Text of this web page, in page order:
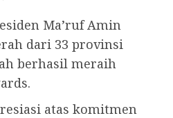
Ma’ruf Amin
dari 33 provinsi
berhasil meraih
atas komitmen